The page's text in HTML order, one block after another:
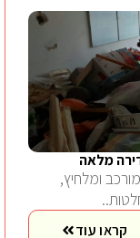
ומלחיץ,
קראו עוד